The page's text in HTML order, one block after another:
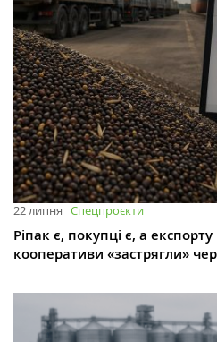
22 липня Спецпроєкти
Ріпак є, покупці є, а
кооперативи «застрягли»